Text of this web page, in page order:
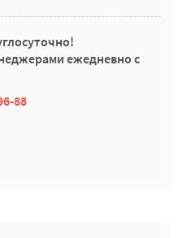
ежедневно с
88